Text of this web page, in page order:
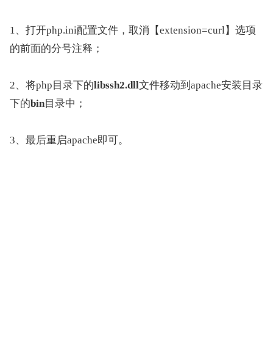
1、打开php.ini配置文件，取消【extension=curl】选项
的前面的分号注释；
2、将php目录下的libssh2.dll文件移动到apache安装目录
下的bin目录中；
3、最后重启apache即可。